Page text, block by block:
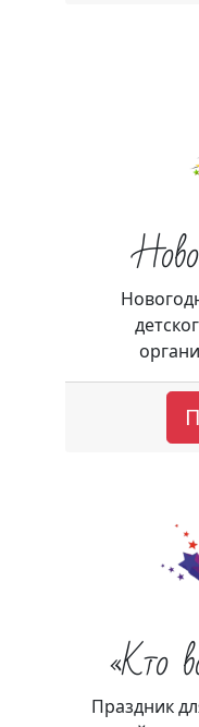
«Кто
Праздник